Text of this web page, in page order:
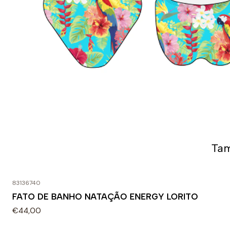
83136740
FATO DE BANHO NATAÇÃO ENERGY LORITO
€44,00